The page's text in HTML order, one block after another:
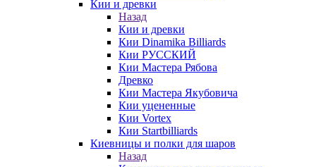
Кии и древки
Назад
Кии и древки
Кии Dinamika Billiards
Кии РУССКИЙ
Кии Мастера Рябова
Древко
Кии Мастера Якубовича
Кии уцененные
Кии Vortex
Кии Startbilliards
Киевницы и полки для шаров
Назад